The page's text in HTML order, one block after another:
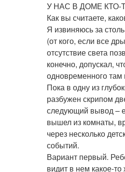
У НАС В ДОМЕ КТО-
Как вы считаете,
Я извиняюсь за
(от кого, если все
отсутствие света
конечно, допускал,
одновременного
Пока в одну из
разбужен скрипом
следующий вывод –
вышел из комнаты,
через несколько
событий.
Вариант первый.
видит в нем какое-то